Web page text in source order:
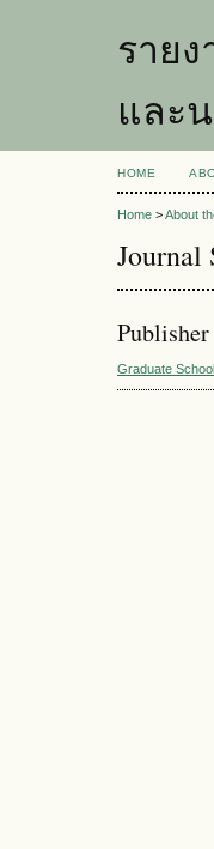
ราย
และ
HOME
Home >About
Journal
Publisher
Graduate